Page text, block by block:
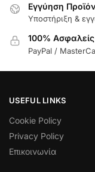
Εγγύηση
Υποστήριξη &
100%
PayPal /
USEFUL LINKS
Cookie Policy
Privacy Policy
Επικοινωνία